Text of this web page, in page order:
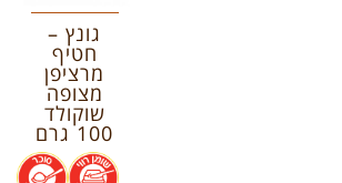
גונץ –
חטיף
מרציפן
מצופה
שוקולד
100 גרם
.
.